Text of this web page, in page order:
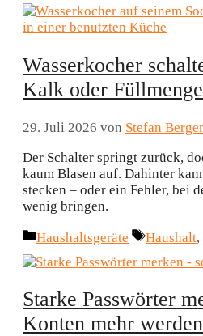
Wasserkocher
Kalk oder
29. Juli 2026 von Stefan Berger
Der Schalter springt zurück,
kaum Blasen auf. Dahinter
stecken – oder ein Fehler, bei
wenig bringen.
Kategorien
Haushaltsgeräte Haushalt,
Starke Passwörter
Konten mehr werden